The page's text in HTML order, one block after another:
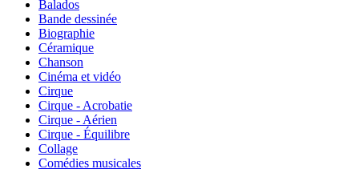
Balados
Bande dessinée
Biographie
Céramique
Chanson
Cinéma et vidéo
Cirque
Cirque - Acrobatie
Cirque - Aérien
Cirque - Équilibre
Collage
Comédies musicales